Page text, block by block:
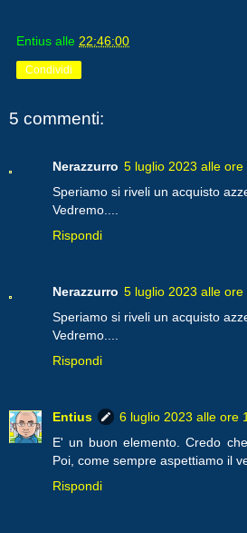
Entius alle 22:46:00
Condividi
5 commenti:
Nerazzurro 5 luglio 2023 alle ore
Speriamo si riveli un acquisto
Vedremo....
Rispondi
Nerazzurro 5 luglio 2023 alle ore
Speriamo si riveli un acquisto
Vedremo....
Rispondi
Entius
6 luglio 2023 alle ore
E' un buon elemento. Credo
Poi, come sempre aspettiamo il
Rispondi